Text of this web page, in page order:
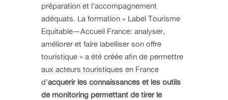
préparation et l’accompagnement
adéquats. La formation « Label Tourisme
Equitable—Accueil France: analyser,
améliorer et faire labelliser son offre
touristique » a été créée afin de permettre
aux acteurs touristiques en France
d’acquérir les connaissances et les outils
de monitoring permettant de tirer le